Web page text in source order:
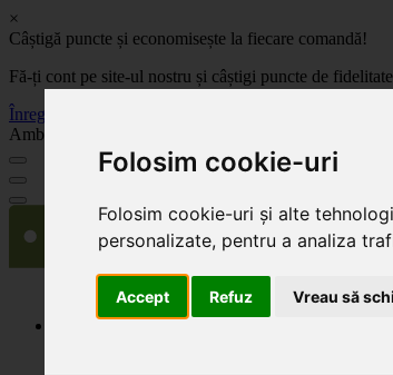
Folosim cookie-uri
Folosim cookie-uri și alte
personalizate, pentru a analiza
Accept Refuz Vreau să
×
Câștigă puncte și economisește la fiecare comandă!
Fă-ți cont pe site-ul nostru și câștigi puncte de
Înregistrează-te acum
Ambalaje, decoratiuni si accesorii pentru flori.
Produse